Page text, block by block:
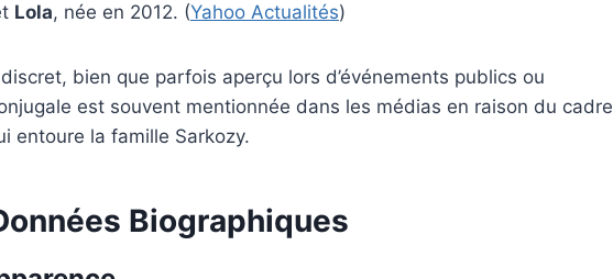
Lola, née en 2012. (Yahoo Actualités)
bien que parfois aperçu lors d’événements publics ou
est souvent mentionnée dans les médias en raison du cadre
entoure la famille Sarkozy.
Biographiques